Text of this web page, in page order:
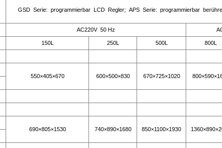
GSD Serie: programmierbar LCD Regler; APS Serie: programmierbar
AC220V 50 Hz
150L 250L 500L 800L
550×405×670
600×500×830 670×725×1020
690×805×1530
740×890×1680 850×1100×1930